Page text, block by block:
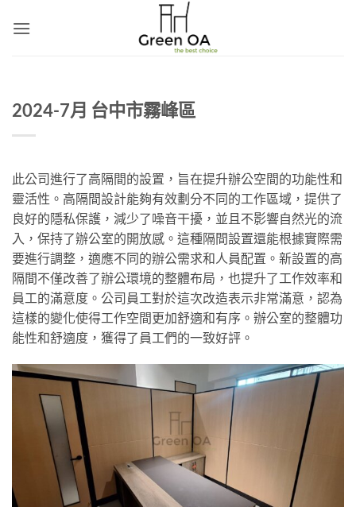
2024-7月 台中市霧峰區
此公司進行了高隔間的設置，旨在提升辦公空間的功能性和
靈活性。高隔間設計能夠有效劃分不同的工作區域，提供了
良好的隱私保護，減少了噪音干擾，並且不影響自然光的流
入，保持了辦公室的開放感。這種隔間設置還能根據實際需
要進行調整，適應不同的辦公需求和人員配置。新設置的高
隔間不僅改善了辦公環境的整體布局，也提升了工作效率和
員工的滿意度。公司員工對於這次改造表示非常滿意，認為
這樣的變化使得工作空間更加舒適和有序。辦公室的整體功
能性和舒適度，獲得了員工們的一致好評。